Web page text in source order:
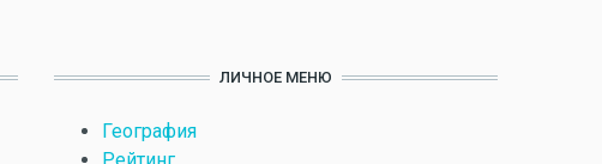
ЛИЧНОЕ МЕНЮ
География